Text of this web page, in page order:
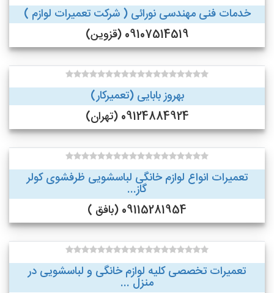
خدمات فنی مهندسی نورائی ( شرکت تعمیرات لوازم )
09107514519 (قزوین)
بهروز بابایی (تعمیرکار)
09124884924 (تهران)
تعمیرات انواع لوازم خانگی لباسشویی ظرفشوی کولر
گاز...
09115281954 (بافق )
تعمیرات تخصصی کلیه لوازم خانگی و لباسشویی در
منزل ...